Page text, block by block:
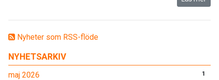
Nyheter som RSS-flöde
NYHETSARKIV
maj 2026 1